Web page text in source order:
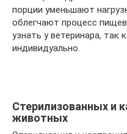
порции уменьшают
облегчают процесс
узнать у ветеринара, так
индивидуально.
Стерилизованных и
животных